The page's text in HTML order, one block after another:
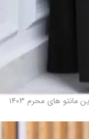
های محرم 1403